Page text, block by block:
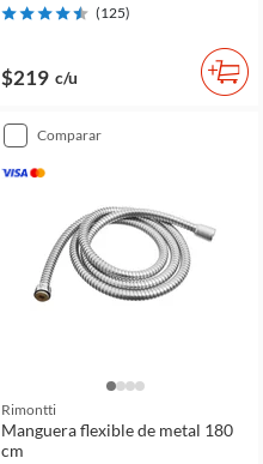
(125)
$219 c/u
comparar
Rimontti
Manguera flexible de metal 180
cm